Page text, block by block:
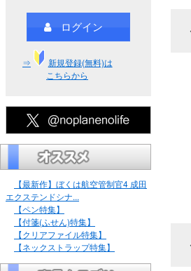
ログイン
⇒
新規登録(無料)は
こちらから
【最新作】ぼくは航空管制官4 成田
エクステンドシナ...
【ペン特集】
【付箋(ふせん)特集】
【クリアファイル特集】
【ネックストラップ特集】